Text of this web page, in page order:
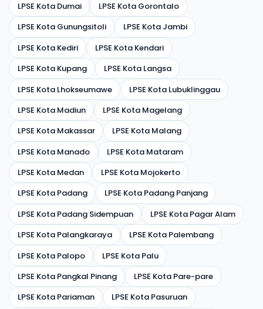
LPSE Kota Dumai
LPSE Kota Gorontalo
LPSE Kota Gunungsitoli
LPSE Kota Jambi
LPSE Kota Kediri
LPSE Kota Kendari
LPSE Kota Kupang
LPSE Kota Langsa
LPSE Kota Lhokseumawe
LPSE Kota Lubuklinggau
LPSE Kota Madiun
LPSE Kota Magelang
LPSE Kota Makassar
LPSE Kota Malang
LPSE Kota Manado
LPSE Kota Mataram
LPSE Kota Medan
LPSE Kota Mojokerto
LPSE Kota Padang
LPSE Kota Padang Panjang
LPSE Kota Padang Sidempuan
LPSE Kota Pagar Alam
LPSE Kota Palangkaraya
LPSE Kota Palembang
LPSE Kota Palopo
LPSE Kota Palu
LPSE Kota Pangkal Pinang
LPSE Kota Pare-pare
LPSE Kota Pariaman
LPSE Kota Pasuruan